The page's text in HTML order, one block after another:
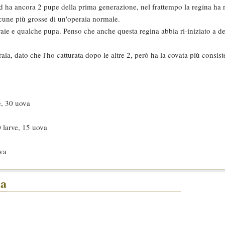
ancora 2 pupe della prima generazione, nel frattempo la regina ha
più grosse di un'operaia normale.
e qualche pupa. Penso che anche questa regina abbia ri-iniziato a
dato che l'ho catturata dopo le altre 2, però ha la covata più
30 uova
15 uova